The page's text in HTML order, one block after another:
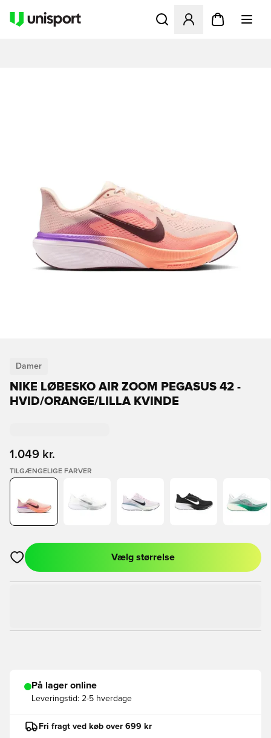
Åbner en Modal til at
Damer
NIKE LØBESKO AIR ZOOM PEGASUS 42 -
HVID/ORANGE/LILLA KVINDE
1.049 kr.
TILGÆNGELIGE FARVER
Åbner en Modal til at logge ind eller tilmelde dig som medlem
Vælg størrelse
På lager online
Leveringstid: 2-5 hverdage
Fri fragt ved køb over 699 kr